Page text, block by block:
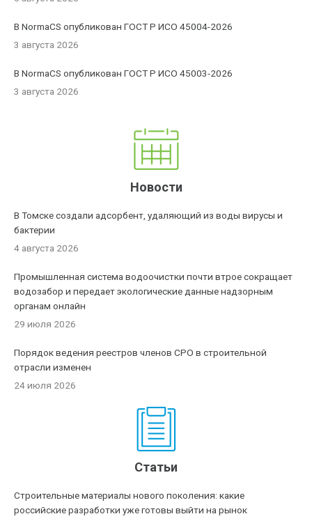
В NormaCS опубликован ГОСТ Р ИСО 45004-2026
3 августа 2026
В NormaCS опубликован ГОСТ Р ИСО 45003-2026
3 августа 2026
Новости
В Томске создали адсорбент, удаляющий из воды вирусы и
бактерии
4 августа 2026
Промышленная система водоочистки почти втрое сокращает
водозабор и передает экологические данные надзорным
органам онлайн
29 июля 2026
Порядок ведения реестров членов СРО в строительной
отрасли изменен
24 июля 2026
Статьи
Строительные материалы нового поколения: какие
российские разработки уже готовы выйти на рынок